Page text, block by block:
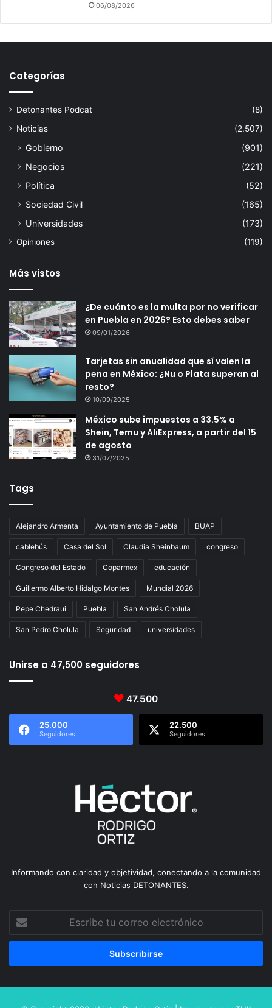
06/08/2026
Categorías
Detonantes Podcat
(8)
Noticias
(2.507)
Gobierno
(901)
Negocios
(221)
Política
(52)
Sociedad Civil
(165)
Universidades
(173)
Opiniones (119)
Más vistos
¿De cuánto es la multa por no verificar
en Puebla en 2026? Esto debes saber
09/01/2026
Tarjetas sin anualidad que sí valen la
pena en México: ¿Nu o Plata superan al
resto?
10/09/2025
México sube impuestos a 33.5% a
Shein, Temu y AliExpress, a partir del 15
de agosto
31/07/2025
Tags
Alejandro Armenta Ayuntamiento de Puebla BUAP
cablebús Casa del Sol Claudia Sheinbaum congreso
Congreso del Estado Coparmex educación
Guillermo Alberto Hidalgo Montes Mundial 2026
Pepe Chedraui Puebla San Andrés Cholula
San Pedro Cholula Seguridad universidades
Unirse a 47,500 seguidores
47.500
25.000
Seguidores
22.500
Seguidores
Informando con claridad y objetividad, conectando a la comunidad
con Noticias DETONANTES.
tu
correo